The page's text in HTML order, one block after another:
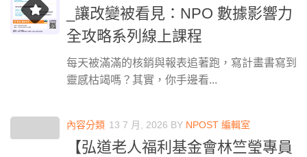
_讓改變被看見：NPO 數據影響力
全攻略系列線上課程
每天被滿滿的核銷與報表追著跑，寫計畫書寫到
靈感枯竭嗎？其實，你手邊看...
內容分類 13 7 月, 2026 BY NPOST 編輯室
【弘道老人福利基金會林竺瑩專員